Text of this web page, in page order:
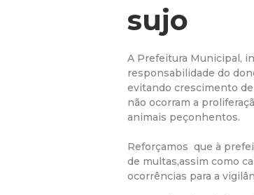
sujo
A Prefeitura Municipal,
responsabilidade do
evitando crescimento
não ocorram a
animais peçonhentos.
Reforçamos que à
de multas,assim como
ocorrências para a